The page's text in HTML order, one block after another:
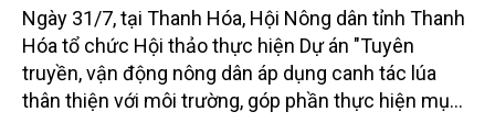
Ngày 31/7, tại Thanh Hóa, Hội Nông dân tỉnh Thanh
Hóa tổ chức Hội thảo thực hiện Dự án "Tuyên
truyền, vận động nông dân áp dụng canh tác lúa
thân thiện với môi trường, góp phần thực hiện mục